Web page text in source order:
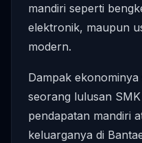
mandiri seperti
elektronik, maupun
modern.
Dampak ekonominya
seorang lulusan
pendapatan mandiri
keluarganya di